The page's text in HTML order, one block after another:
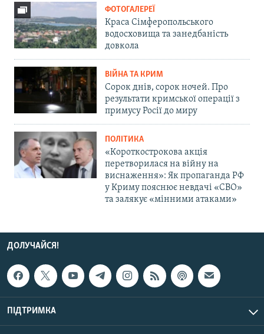
ФОТОГАЛЕРЕЇ
Краса Сімферопольського
водосховища та занедбаність
довкола
ВІЙНА ТА КРИМ
Сорок днів, сорок ночей. Про
результати кримської операції з
примусу Росії до миру
ПОЛІТИКА
«Короткострокова акція
перетворилася на війну на
виснаження»: Як пропаганда РФ
у Криму пояснює невдачі «СВО»
та залякує «мінними атаками»
ДОЛУЧАЙСЯ!
ПІДТРИМКА